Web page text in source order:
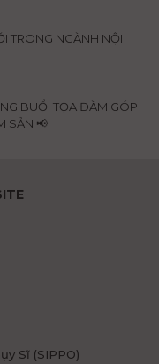
TRONG NGÀNH NỘI
BUỔI TỌA ĐÀM GÓP
SẢN 📢
Sĩ (SIPPO)